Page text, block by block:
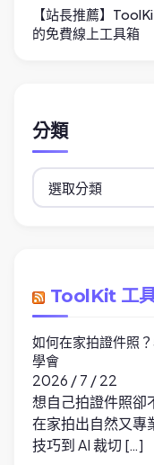
【站長推薦】
的免費線上工具箱
分類
分
類
ToolKit 工
如何在家拍證件照
學會
2026 / 7 / 22
想自己拍證件照卻
在家拍出自然又專
技巧到 AI 裁切 […]